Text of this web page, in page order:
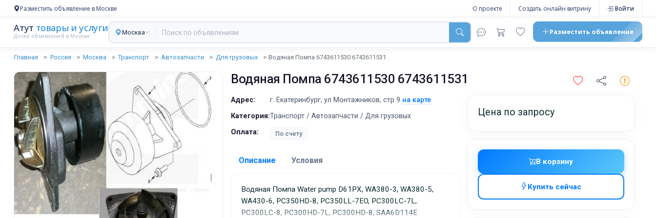
Разместить объявление в Москве О проекте Создать онлайн витрину Войти
Атут товары и услуги
Доска объявлений в Москве
Москва Разместить объявление
Главная Россия Москва Транспорт Автозапчасти Для грузовых Водяная Помпа 6743611530 6743611531
Водяная Помпа 6743611530 6743611531
Цена по запросу
В корзину
Купить сейчас
Адрес: г. Екатеринбург, ул Монтажников, стр 9 на карте
Категория:Транспорт / Автозапчасти / Для грузовых
Оплата:
По счету
Описание Условия
Водяная Помпа Water pump D61PX, WA380-3, WA380-5,
WA430-6, PC350HD-8, PC350LL-7EO, PC300LC-7L,
PC300LC-8, PC300HD-7L, PC300HD-8, SAA6D114E
Доставка:
Адрес самовывоза:г. Екатеринбург, ул Монтажников,
стр 9